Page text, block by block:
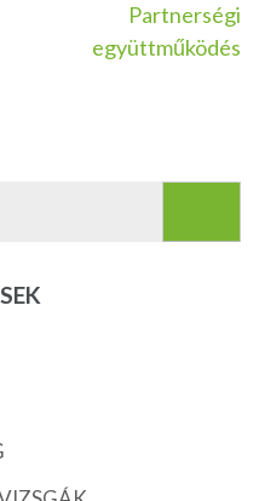
Partnerségi
együttműködés